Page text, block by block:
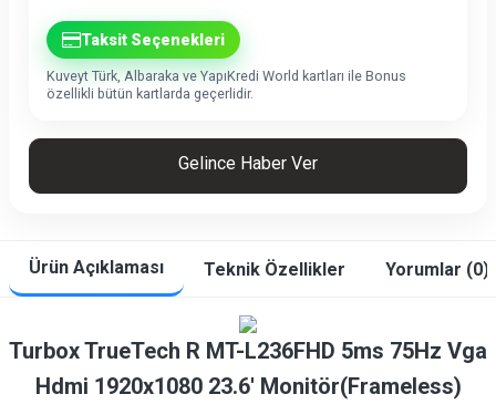
Taksit Seçenekleri
Kuveyt Türk, Albaraka ve YapıKredi World kartları ile Bonus
özellikli bütün kartlarda geçerlidir.
Gelince Haber Ver
Ürün Açıklaması Teknik Özellikler Yorumlar (0)
Turbox TrueTech R MT-L236FHD 5ms 75Hz Vga
Hdmi 1920x1080 23.6' Monitör(Frameless)